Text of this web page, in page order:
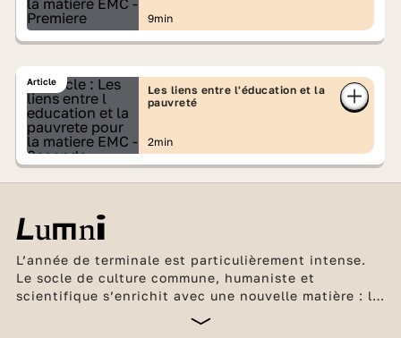
9min
Article
Les liens entre l'éducation et la
pauvreté
2min
L’année de terminale est particulièrement intense.
Le socle de culture commune, humaniste et
scientifique s’enrichit avec une nouvelle matière : la